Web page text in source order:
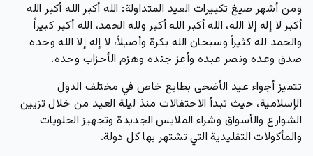
ومن أشهر صيغ تكبيرات العيد المتداولة: الله أكبر الله أكبر الله
أكبر لا إله إلا الله، الله أكبر الله أكبر ولله الحمد، الله أكبر كبيراً
والحمد لله كثيراً وسبحان الله بكرة وأصيلاً، لا إله إلا الله وحده
صدق وعده ونصر عبده وأعز جنده وهزم الأحزاب وحده.
تتميز أجواء عيد الأضحى بطابع خاص في مختلف الدول
الإسلامية، حيث تبدأ الاحتفالات منذ ليلة العيد من خلال تزيين
الشوارع والأسواق وشراء الملابس الجديدة وتجهيز الحلويات
والمأكولات التقليدية التي تشتهر بها كل دولة.